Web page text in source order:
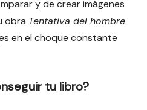
y de crear imágenes
obra Tentativa del hombre
en el choque constante
tu libro?